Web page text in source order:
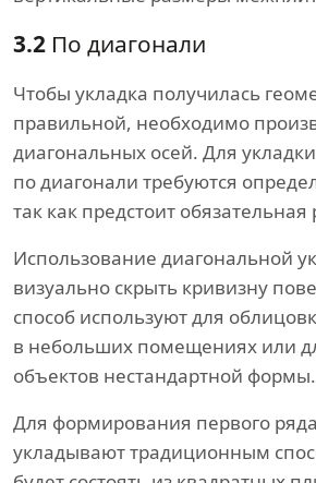
3.2 По диагонали
Чтобы укладка получилась
правильной, необходимо
диагональных осей. Для
по диагонали требуются
так как предстоит обязательная
Использование диагональной
визуально скрыть кривизну
способ используют для
в небольших помещениях или
объектов нестандартной формы.
Для формирования первого
укладывают традиционным